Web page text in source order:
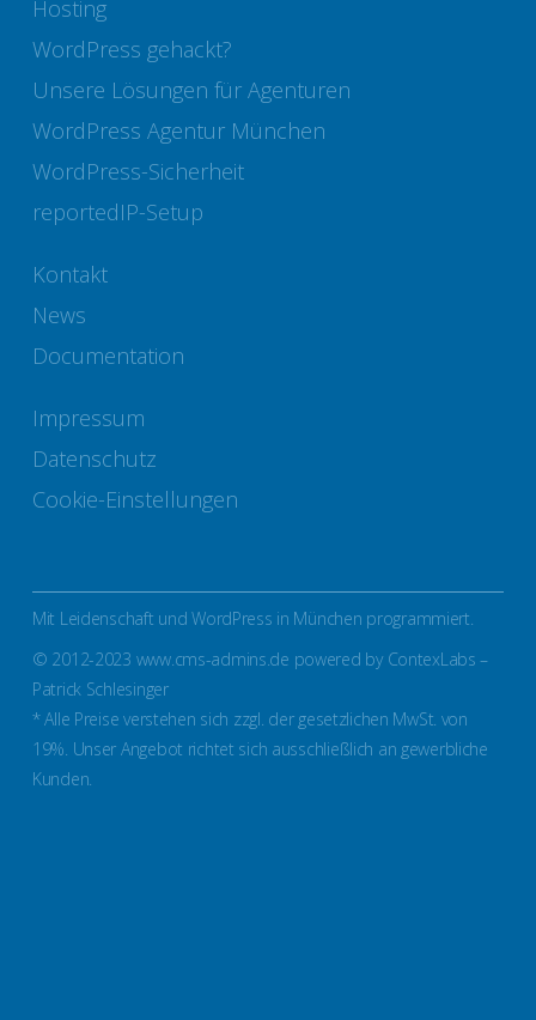
Hosting
WordPress gehackt?
Unsere Lösungen für Agenturen
WordPress Agentur München
WordPress-Sicherheit
reportedIP-Setup
Kontakt
News
Documentation
Impressum
Datenschutz
Cookie-Einstellungen
Mit Leidenschaft und WordPress in München programmiert.
© 2012-2023 www.cms-admins.de powered by ContexLabs –
Patrick Schlesinger
* Alle Preise verstehen sich zzgl. der gesetzlichen MwSt. von
19%. Unser Angebot richtet sich ausschließlich an gewerbliche
Kunden.